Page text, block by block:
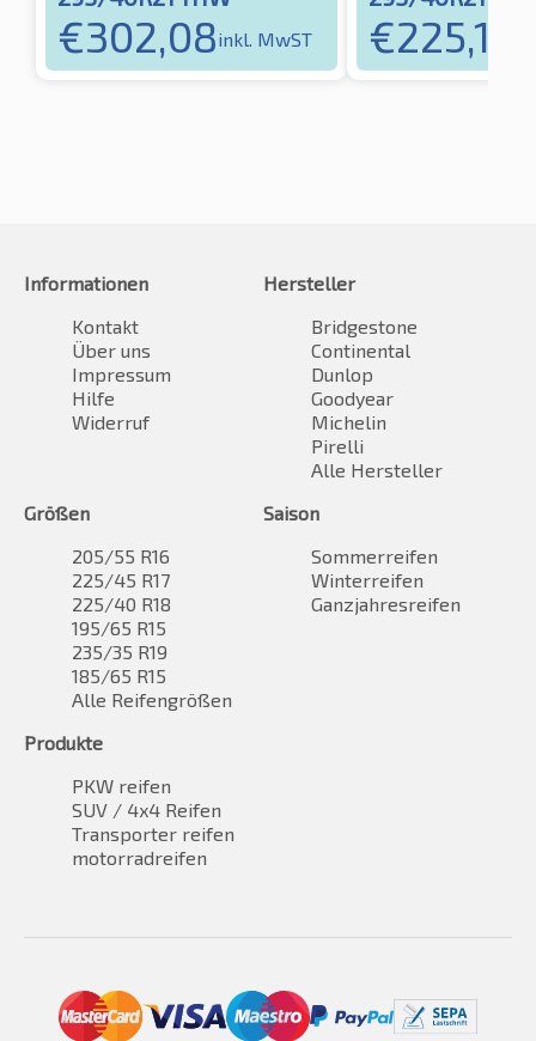
€302,08inkl. MwST €225,19
Informationen
Kontakt
Über uns
Impressum
Hilfe
Widerruf
Hersteller
Bridgestone
Continental
Dunlop
Goodyear
Michelin
Pirelli
Alle Hersteller
Größen
205/55 R16
225/45 R17
225/40 R18
195/65 R15
235/35 R19
185/65 R15
Alle Reifengrößen
Saison
Sommerreifen
Winterreifen
Ganzjahresreifen
Produkte
PKW reifen
SUV / 4x4 Reifen
Transporter reifen
motorradreifen